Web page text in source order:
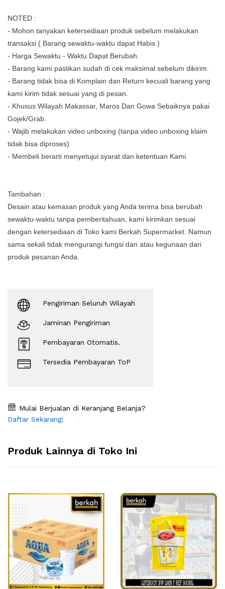
NOTED :
- Mohon tanyakan ketersediaan produk sebelum melakukan
transaksi ( Barang sewaktu-waktu dapat Habis )
- Harga Sewaktu - Waktu Dapat Berubah.
- Barang kami pastikan sudah di cek maksimal sebelum dikirim.
- Barang tidak bisa di Komplain dan Return kecuali barang yang
kami kirim tidak sesuai yang di pesan.
- Khusus Wilayah Makassar, Maros Dan Gowa Sebaiknya pakai
Gojek/Grab.
- Wajib melakukan video unboxing (tanpa video unboxing klaim
tidak bisa diproses)
- Membeli berarti menyetujui syarat dan ketentuan Kami.
Tambahan :
Desain atau kemasan produk yang Anda terima bisa berubah
sewaktu-waktu tanpa pemberitahuan, kami kirimkan sesuai
dengan ketersediaan di Toko kami Berkah Supermarket. Namun
sama sekali tidak mengurangi fungsi dan atau kegunaan dari
produk pesanan Anda.
Pengiriman Seluruh Wilayah
Jaminan Pengiriman
Pembayaran Otomatis.
Tersedia Pembayaran ToP
Mulai Berjualan di Keranjang Belanja?
Daftar Sekarang!
Produk Lainnya di Toko Ini